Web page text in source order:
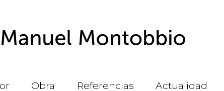
Obra Referencias Actualidad